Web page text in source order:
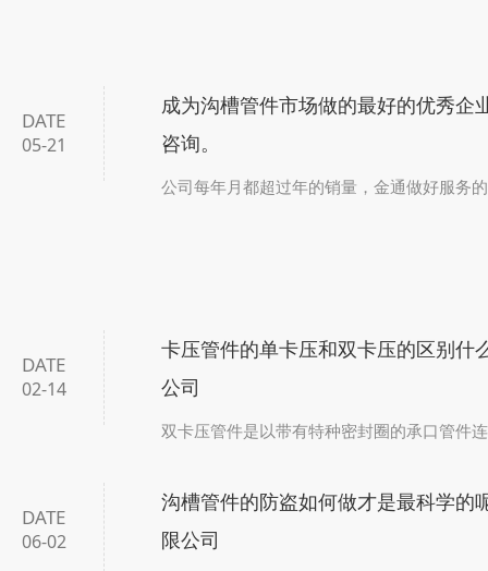
DATE
05-21
成为沟槽管件市场做的最好的优秀企
咨询。
公司每年月都超过年的销量，金通做好服务
DATE
02-14
卡压管件的单卡压和双卡压的区别什
公司
双卡压管件是以带有特种密封圈的承口管件
DATE
06-02
沟槽管件的防盗如何做才是最科学的
限公司